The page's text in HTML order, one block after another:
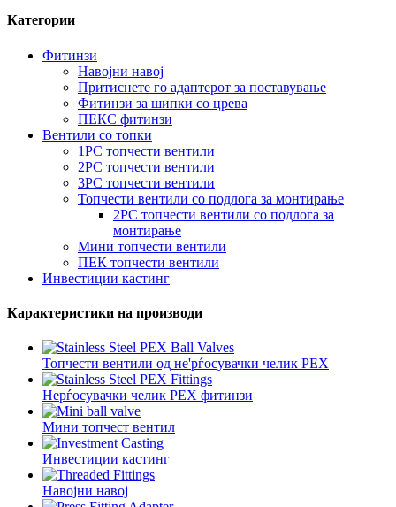
Категории
Фитинзи
Навојни навој
Притиснете го адаптерот за поставување
Фитинзи за шипки со црева
ПЕКС фитинзи
Вентили со топки
1PC топчести вентили
2PC топчести вентили
3PC топчести вентили
Топчести вентили со подлога за монтирање
2PC топчести вентили со подлога за
монтирање
Мини топчести вентили
ПЕК топчести вентили
Инвестиции кастинг
Карактеристики на производи
Топчести вентили од не'рѓосувачки челик PEX
Нерѓосувачки челик PEX фитинзи
Мини топчест вентил
Инвестиции кастинг
Навојни навој